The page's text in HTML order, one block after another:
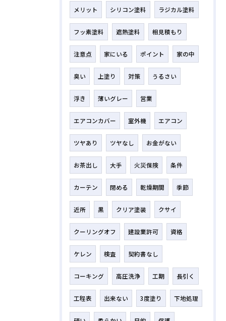
メリット シリコン塗料 ラジカル塗料
フッ素塗料 遮熱塗料 相見積もり
注意点 家にいる ポイント 家の中
臭い 上塗り 対策 うるさい
浮き 薄いグレー 営業
エアコンカバー 室外機 エアコン
ツヤあり ツヤなし お金がない
お茶出し 大手 火災保険 条件
カーテン 閉める 乾燥期間 季節
近所 黒 クリア塗装 クサイ
クーリングオフ 建設業許可 資格
ケレン 検査 契約書なし
コーキング 高圧洗浄 工期 長引く
工程表 出来ない 3度塗り 下地処理